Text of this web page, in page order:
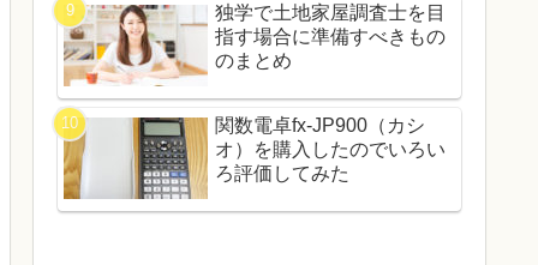
独学で土地家屋調査士を目
指す場合に準備すべきもの
のまとめ
関数電卓fx-JP900（カシ
オ）を購入したのでいろい
ろ評価してみた